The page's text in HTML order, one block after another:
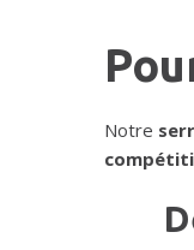
Notre